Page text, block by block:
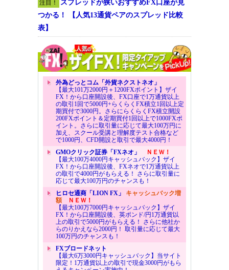
注目！
スプレッドが狭いおすすめFX口座が見
つかる！ 【人気13通貨ペアのスプレッド比較
表】
外為どっとコム「外貨ネクストネオ」
【最大101万2000円＋1200FXポイント】ザイ
FX！から口座開設後、FX口座で1万通貨以上
の取引1回で5000円+らくらくFX積立1回以上定
期買付で3000円。さらにらくらくFX積立開設
200FXポイント＆定期買付1回以上で1000FXポ
イント。さらに取引量に応じて最大100万円に
加え、スクール受講と理解度テスト合格など
で1000円、CFD開設と取引で最大4000円！
GMOクリック証券「FXネオ」
ＮＥＷ！
【最大100万4000円キャッシュバック】ザイ
FX！から口座開設後、FXネオで1万通貨以上
の取引で4000円がもらえる！ さらに取引量に
応じて最大100万円のチャンスも！
ヒロセ通商「LION FX」 キャッシュバック増
額ＮＥＷ！
【最大100万7000円キャッシュバック】ザイ
FX！から口座開設後、英ポンド/円1万通貨以
上の取引で5000円がもらえる！ さらに他社か
らのりかえなら2000円！ 取引量に応じて最大
100万円のチャンスも！
FXブロードネット
【最大6万3000円キャッシュバック】当サイト
限定！1万通貨以上の取引で現金3000円がもら